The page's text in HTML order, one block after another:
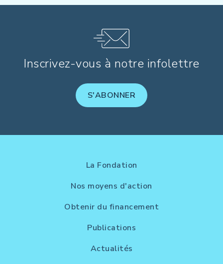
Inscrivez-vous à notre infolettre
S'ABONNER
La Fondation
Nos moyens d'action
Obtenir du financement
Publications
Actualités